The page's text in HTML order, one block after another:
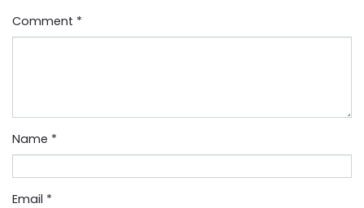
Comment *
Name *
Email *